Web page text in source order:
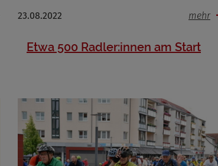
23.08.2022 mehr
Etwa 500 Radler:innen am Start